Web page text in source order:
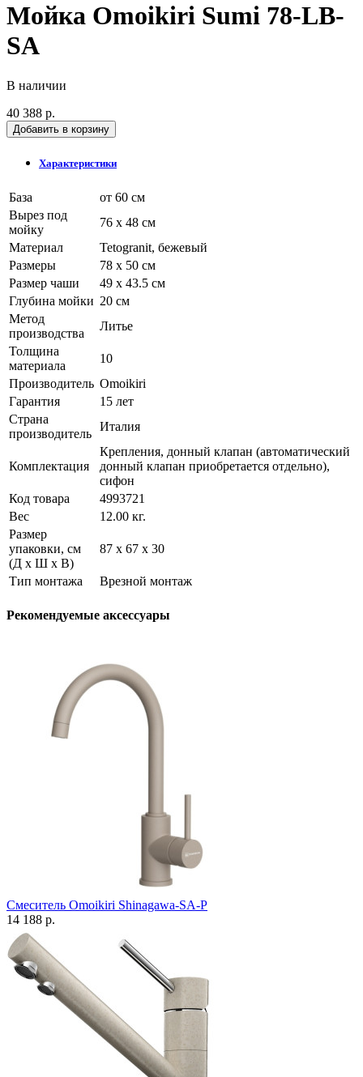
Мойка Omoikiri Sumi 78-LB-
SA
В наличии
40 388 р.
Добавить в корзину
Характеристики
База
от 60 см
Вырез под
мойку
76 x 48 см
Материал
Tetogranit, бежевый
Размеры
78 x 50 см
Размер чаши
49 x 43.5 см
Глубина мойки 20 см
Метод
производства
Литье
Толщина
материала
10
Производитель Omoikiri
Гарантия
15 лет
Страна
производитель
Италия
Комплектация
Крепления, донный клапан (автоматический
донный клапан приобретается отдельно),
сифон
Код товара
4993721
Вес
12.00 кг.
Размер
упаковки, см
(Д х Ш х В)
87 х 67 х 30
Тип монтажа Врезной монтаж
Рекомендуемые аксессуары
Смеситель Omoikiri Shinagawa-SA-P
14 188 р.